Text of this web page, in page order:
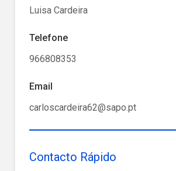
Luisa Cardeira
Telefone
966808353
Email
carloscardeira62@sapo.pt
Contacto Rápido